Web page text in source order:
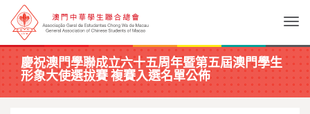
慶祝澳門學聯成立六十五周年暨第五屆澳門學生
形象大使選拔賽 複賽入選名單公佈